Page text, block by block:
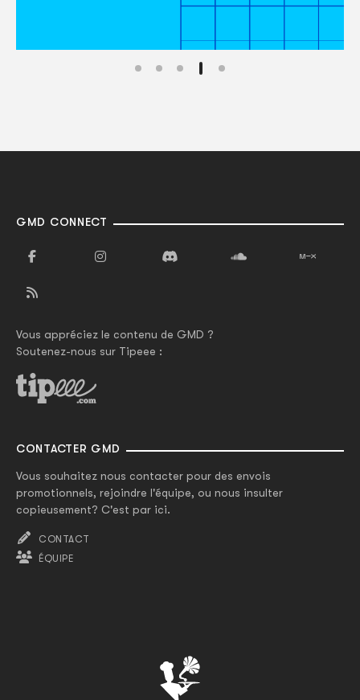
GMD CONNECT
Vous appréciez le contenu de GMD ?
Soutenez-nous sur Tipeee :
CONTACTER GMD
Vous souhaitez nous contacter pour des envois
promotionnels, rejoindre l'équipe, ou nous insulter
copieusement? C'est par ici.
CONTACT
ÉQUIPE